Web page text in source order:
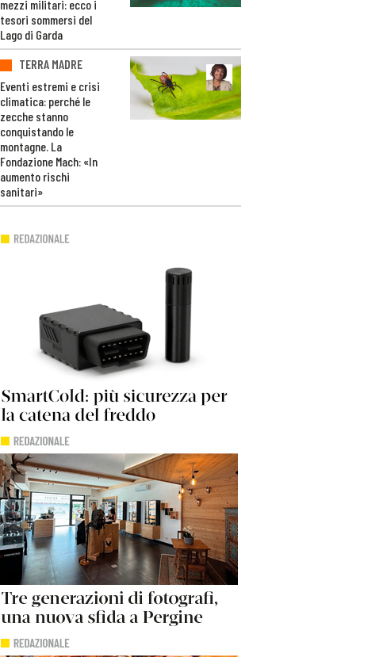
mezzi militari: ecco i
tesori sommersi del
Lago di Garda
TERRA MADRE
Eventi estremi e crisi
climatica: perché le
zecche stanno
conquistando le
montagne. La
Fondazione Mach: «In
aumento rischi
sanitari»